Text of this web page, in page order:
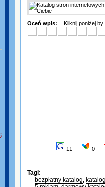
Oceń wpis: Kliknij poniżej by
11 0
Tagi:
bezpłatny katalog, katalog